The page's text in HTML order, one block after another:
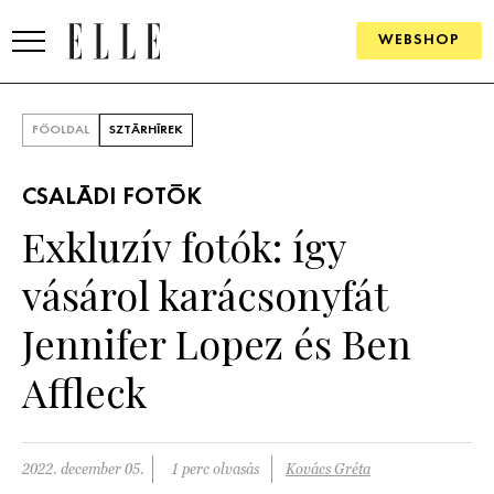
WEBSHOP
SZÉPSÉG
PSZICHÉ
PÁRKAPCSOLAT
FŐOLDAL SZTÁRHÍREK
CSALÁDI FOTÓK
Exkluzív fotók: így
vásárol karácsonyfát
Jennifer Lopez és Ben
Affleck
2022. december 05. 1 perc olvasás Kovács Gréta